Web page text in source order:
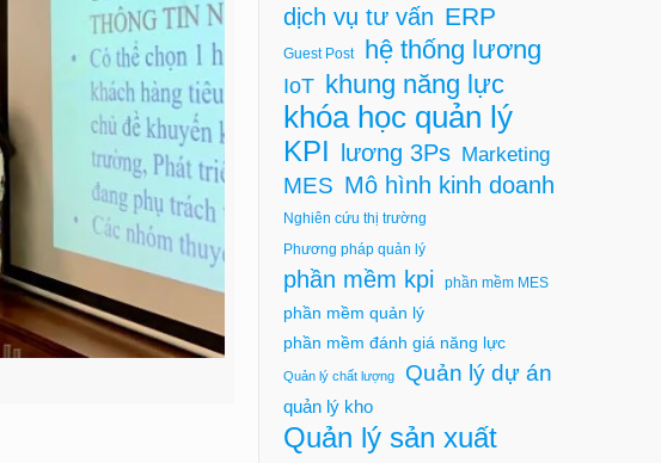
dịch vụ tư vấn ERP
Guest Post hệ thống lương
IoT khung năng lực
khóa học quản lý
KPI lương 3Ps Marketing
MES Mô hình kinh doanh
Nghiên cứu thị trường
Phương pháp quản lý
phần mềm kpi phần mềm MES
phần mềm quản lý
phần mềm đánh giá năng lực
Quản lý chất lượng Quản lý dự án
quản lý kho
Quản lý sản xuất